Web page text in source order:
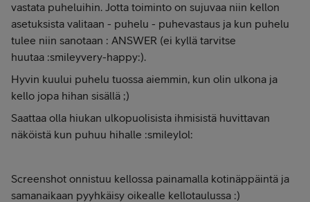
vastata puheluihin. Jotta toiminto on sujuvaa niin kellon
asetuksista valitaan - puhelu - puhevastaus ja kun puhelu
tulee niin sanotaan : ANSWER (ei kyllä tarvitse
huutaa :smileyvery-happy:).
Hyvin kuului puhelu tuossa aiemmin, kun olin ulkona ja
kello jopa hihan sisällä ;)
Saattaa olla hiukan ulkopuolisista ihmisistä huvittavan
näköistä kun puhuu hihalle :smileylol:
Screenshot onnistuu kellossa painamalla kotinäppäintä ja
samanaikaan pyyhkäisy oikealle kellotaulussa :)